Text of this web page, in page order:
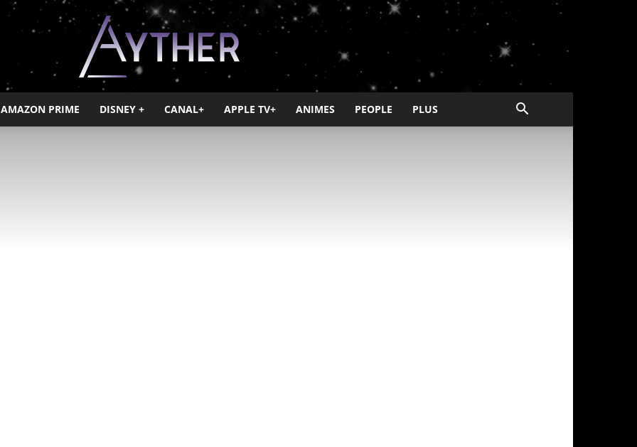
Ayther
AMAZON PRIME DISNEY + CANAL+ APPLE TV+ ANIMES PEOPLE PLUS